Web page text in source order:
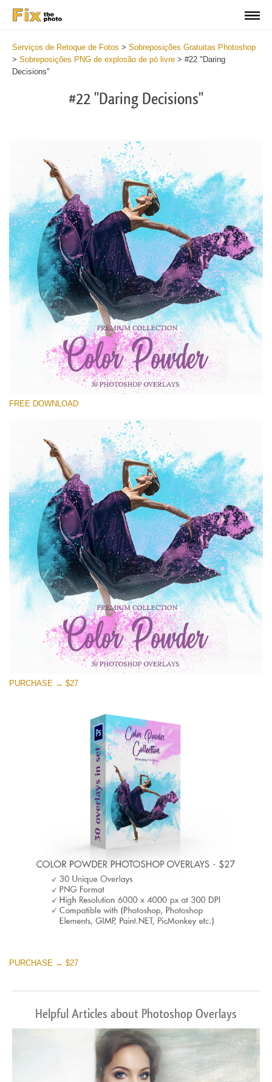
Serviços de Retoque de Fotos > Sobreposições Gratuitas Photoshop
> Sobreposições PNG de explosão de pó livre > #22 "Daring
Decisions"
#22 "Daring Decisions"
Por favor selecione
Free Powder Overlay #22
Small 800*533px
Color Powder
Fairy Tale (344 Overlays)
Large 6000*4000px
Entire Collection
(1783 Overlays)
Large 6000*4000px
Download Grátis
FREE DOWNLOAD
PURCHASE → $27
PURCHASE → $27
Helpful Articles about Photoshop Overlays